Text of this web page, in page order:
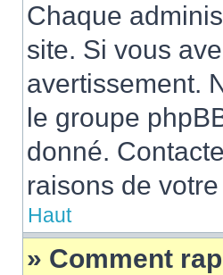
Chaque
site. Si vous
avertissement.
le groupe
donné.
raisons de
Haut
» Comment